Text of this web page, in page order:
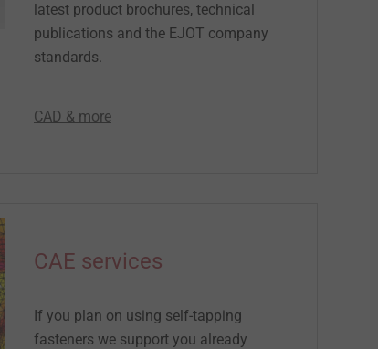
latest product brochures, technical
publications and the EJOT company
standards.
CAD & more
CAE services
If you plan on using self-tapping
fasteners we support you already